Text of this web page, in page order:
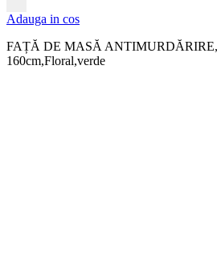
Adauga in cos
FAȚĂ DE MASĂ
160cm,Floral,verde